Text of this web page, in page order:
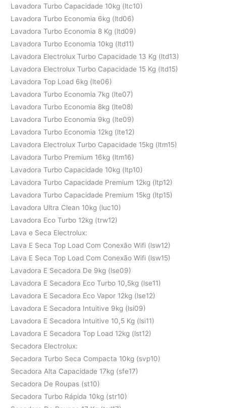
Lavadora Turbo Capacidade 10kg (ltc10)
Lavadora Turbo Economia 6kg (ltd06)
Lavadora Turbo Economia 8 Kg (ltd09)
Lavadora Turbo Economia 10kg (ltd11)
Lavadora Electrolux Turbo Capacidade 13 Kg (ltd13)
Lavadora Electrolux Turbo Capacidade 15 Kg (ltd15)
Lavadora Top Load 6kg (lte06)
Lavadora Turbo Economia 7kg (lte07)
Lavadora Turbo Economia 8kg (lte08)
Lavadora Turbo Economia 9kg (lte09)
Lavadora Turbo Economia 12kg (lte12)
Lavadora Electrolux Turbo Capacidade 15kg (ltm15)
Lavadora Turbo Premium 16kg (ltm16)
Lavadora Turbo Capacidade 10kg (ltp10)
Lavadora Turbo Capacidade Premium 12kg (ltp12)
Lavadora Turbo Capacidade Premium 15kg (ltp15)
Lavadora Ultra Clean 10kg (luc10)
Lavadora Eco Turbo 12kg (trw12)
Lava e Seca Electrolux:
Lava E Seca Top Load Com Conexão Wifi (lsw12)
Lava E Seca Top Load Com Conexão Wifi (lsw15)
Lavadora E Secadora De 9kg (lse09)
Lavadora E Secadora Eco Turbo 10,5kg (lse11)
Lavadora E Secadora Eco Vapor 12kg (lse12)
Lavadora E Secadora Intuitive 9kg (lsi09)
Lavadora E Secadora Intuitive 10,5 Kg (lsi11)
Lavadora E Secadora Top Load 12kg (lst12)
Secadora Electrolux:
Secadora Turbo Seca Compacta 10kg (svp10)
Secadora Alta Capacidade 17kg (sfe17)
Secadora De Roupas (st10)
Secadora Turbo Rápida 10kg (str10)